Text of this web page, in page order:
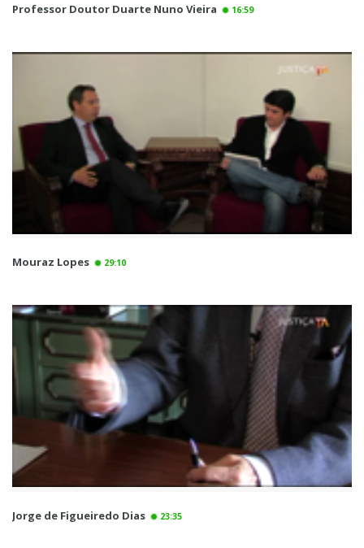
Professor Doutor Duarte Nuno Vieira 16:59
Mouraz Lopes 29:10
Jorge de Figueiredo Dias 23:35